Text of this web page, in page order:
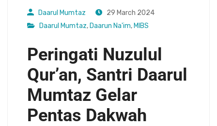
Daarul Mumtaz
29 March 2024
Daarul Mumtaz, Daarun Na'im, MIBS
Peringati Nuzulul
Qur’an, Santri Daarul
Mumtaz Gelar
Pentas Dakwah